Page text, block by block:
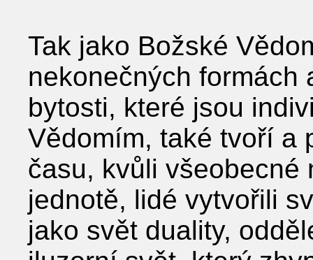
Tak jako Božské
nekonečných formách
bytosti, které jsou
Vědomím, také tvoří a
času, kvůli všeobecné
jednotě, lidé vytvořili
jako svět duality,